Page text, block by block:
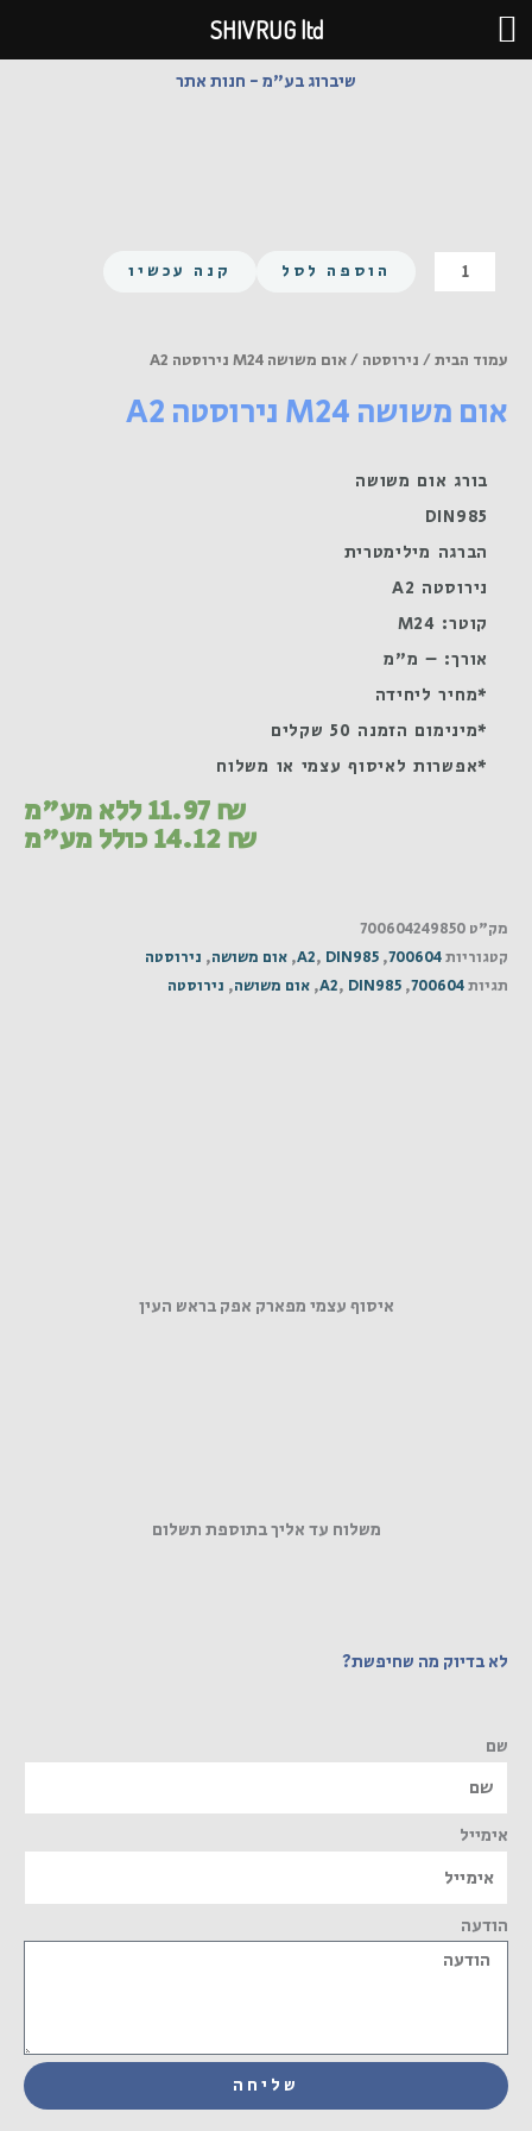
דילוג
לתוכן
שיברוג בע"מ - חנות אתר
כמות
של
נירוסטה
הוספה לסל קנה עכשיו
עמוד הבית/ נירוסטה / אום משושה M24 נירוסטה A2
אום משושה M24 נירוסטה A2
בורג אום משושה
DIN985
הברגה מילימטרית
נירוסטה A2
קוטר: M24
אורך: – מ"מ
*מחיר ליחידה
*מינימום הזמנה 50 שקלים
*אפשרות לאיסוף עצמי או משלוח
11.97₪ ללא מע"מ
14.12₪ כולל מע"מ
מק"ט 700604249850
קטגוריות700604
,
A2, DIN985
, אום משושה, נירוסטה
תגיות700604
,
A2, DIN985
, אום משושה, נירוסטה
איסוף עצמי מפארק אפק בראש העין
משלוח עד אליך בתוספת תשלום
לא בדיוק מה שחיפשת?
שם
אימייל
הודעה
שליחה
SHIVRUG ltd